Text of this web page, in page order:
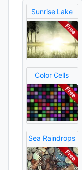
Sunrise Lake
Color Cells
Sea Raindrops